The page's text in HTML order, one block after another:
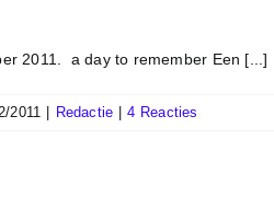
2011. a day to remember Een [...]
2011 Redactie 4 Reacties